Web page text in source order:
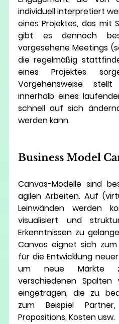
individuell interpretiert
eines Projektes, das mit
gibt es dennoch
vorgesehene Meetings
die regelmäßig
eines Projektes
Vorgehensweise
innerhalb eines
schnell auf sich
werden kann.
Business Model
Canvas-Modelle sind
agilen Arbeiten. Auf
Leinwänden werden
visualisiert und
Erkenntnissen zu
Canvas eignet sich
für die Entwicklung
um neue Märkte
verschiedenen
eingetragen, die zu
zum Beispiel
Propositions, Kosten usw.